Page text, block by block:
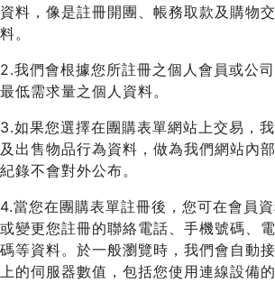
資料，像是註冊開團、帳務取款及購物
料。
2.我們會根據您所註冊之個人會員或公
最低需求量之個人資料。
3.如果您選擇在團購表單網站上交易，
及出售物品行為資料，做為我們網站內
紀錄不會對外公布。
4.當您在團購表單註冊後，您可在會員
或變更您註冊的聯絡電話、手機號碼、
碼等資料。於一般瀏覽時，我們會自動
上的伺服器數值，包括您使用連線設備